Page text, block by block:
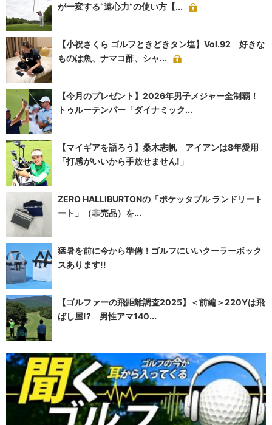
が一変する“遠心力”の使い方【...
【小祝さくら ゴルフときどきタン塩】Vol.92 好きな
ものは魚、ナマコ酢、シャ...
【今月のプレゼント】2026年男子メジャー全制覇！
トゥルーテンパー「ダイナミック...
【マイギアを語ろう】桑木志帆 アイアンは8年愛用
「打感がいいから手放せません!」
ZERO HALLIBURTONの「ポケッタブル ランドリート
ート」（非売品）を...
猛暑を前に今から準備！ゴルフにいいクーラーボック
スあります!!
【ゴルファーの飛距離調査2025】＜前編＞220Yは飛
ばし屋!? 男性アマ140...